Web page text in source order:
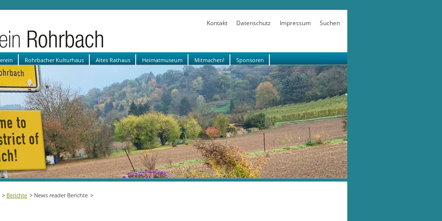
Kontakt Datenschutz Impressum Suchen
Rohrbacher Kulturhaus Altes Rathaus Heimatmuseum Mitmachen! Sponsoren
Berichte News reader Berichte